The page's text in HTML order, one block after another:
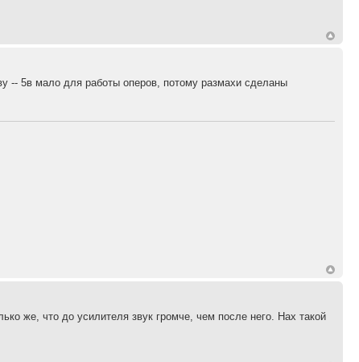
-- 5в мало для работы оперов, потому размахи сделаны
же, что до усилителя звук громче, чем после него. Нах такой